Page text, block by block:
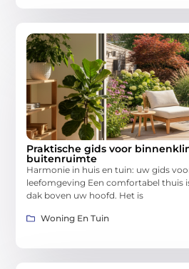
Praktische gids voor
buitenruimte
Harmonie in huis en tuin: uw gids
leefomgeving Een comfortabel thuis
dak boven uw hoofd. Het is
Woning En Tuin